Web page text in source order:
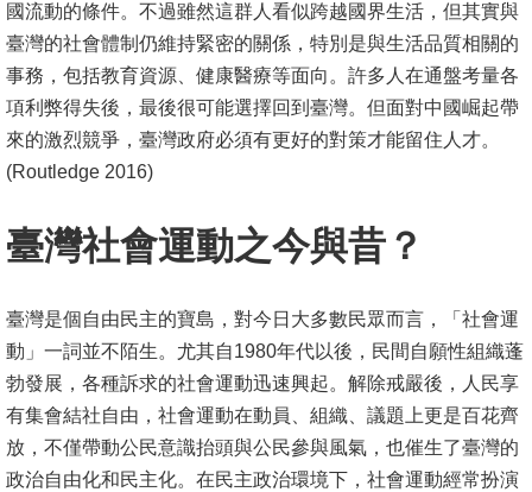
國流動的條件。不過雖然這群人看似跨越國界生活，但其實與
臺灣的社會體制仍維持緊密的關係，特別是與生活品質相關的
事務，包括教育資源、健康醫療等面向。許多人在通盤考量各
項利弊得失後，最後很可能選擇回到臺灣。但面對中國崛起帶
來的激烈競爭，臺灣政府必須有更好的對策才能留住人才。
(Routledge 2016)
臺灣社會運動之今與昔？
臺灣是個自由民主的寶島，對今日大多數民眾而言，「社會運
動」一詞並不陌生。尤其自1980年代以後，民間自願性組織蓬
勃發展，各種訴求的社會運動迅速興起。解除戒嚴後，人民享
有集會結社自由，社會運動在動員、組織、議題上更是百花齊
放，不僅帶動公民意識抬頭與公民參與風氣，也催生了臺灣的
政治自由化和民主化。在民主政治環境下，社會運動經常扮演